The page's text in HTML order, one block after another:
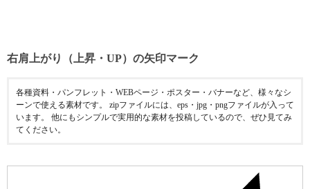
右肩上がり（上昇・UP）の矢印マーク
各種資料・パンフレット・WEBページ・ポスター・バナーなど、様々なシ
ーンで使える素材です。 zipファイルには、eps・jpg・pngファイルが入って
います。 他にもシンプルで実用的な素材を投稿しているので、ぜひ見てみ
てください。